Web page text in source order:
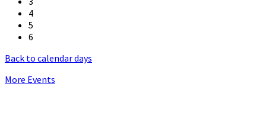
4
5
6
Back to calendar days
More Events